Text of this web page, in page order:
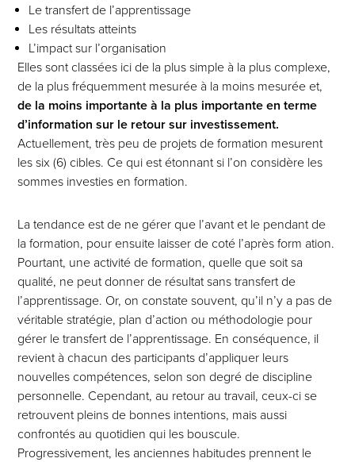
Le transfert de l’apprentissage
Les résultats atteints
L’impact sur l’organisation
Elles sont classées ici de la plus simple à la plus complexe,
de la plus fréquemment mesurée à la moins mesurée et,
de la moins importante à la plus importante en terme
d’information sur le retour sur investissement.
Actuellement, très peu de projets de formation mesurent
les six (6) cibles. Ce qui est étonnant si l’on considère les
sommes investies en formation.
La tendance est de ne gérer que l’avant et le pendant de
la formation, pour ensuite laisser de coté l’après form ation.
Pourtant, une activité de formation, quelle que soit sa
qualité, ne peut donner de résultat sans transfert de
l’apprentissage. Or, on constate souvent, qu’il n’y a pas de
véritable stratégie, plan d’action ou méthodologie pour
gérer le transfert de l’apprentissage. En conséquence, il
revient à chacun des participants d’appliquer leurs
nouvelles compétences, selon son degré de discipline
personnelle. Cependant, au retour au travail, ceux-ci se
retrouvent pleins de bonnes intentions, mais aussi
confrontés au quotidien qui les bouscule.
Progressivement, les anciennes habitudes prennent le